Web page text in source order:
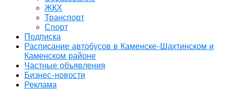
ЖКХ
Транспорт
Спорт
Подписка
Расписание автобусов в Каменске-Шахтинском и
Каменском районе
Частные объявления
Бизнес-новости
Реклама